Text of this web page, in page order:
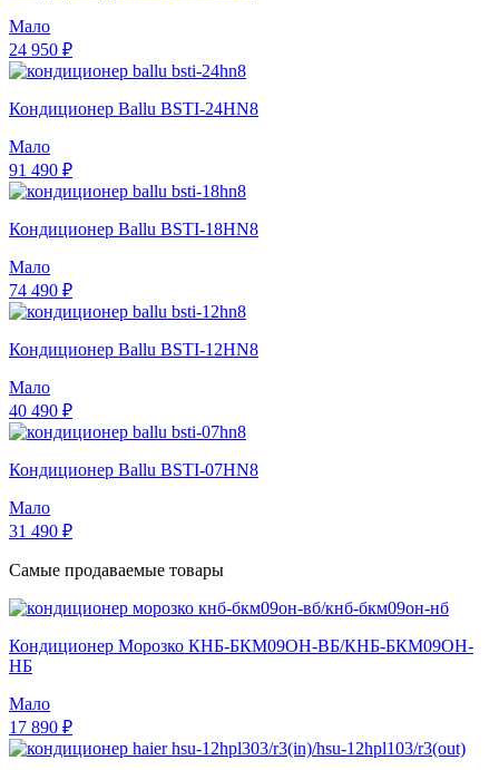
Мало
24 950 ₽
Кондиционер Ballu BSTI-24HN8
Мало
91 490 ₽
Кондиционер Ballu BSTI-18HN8
Мало
74 490 ₽
Кондиционер Ballu BSTI-12HN8
Мало
40 490 ₽
Кондиционер Ballu BSTI-07HN8
Мало
31 490 ₽
Самые продаваемые товары
Кондиционер Морозко КНБ-БКМ09ОН-ВБ/КНБ-БКМ09ОН-
НБ
Мало
17 890 ₽